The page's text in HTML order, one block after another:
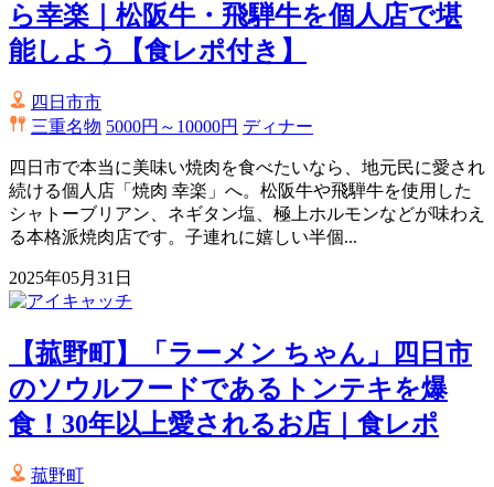
ら幸楽｜松阪牛・飛騨牛を個人店で堪
能しよう【食レポ付き】
四日市市
三重名物 5000円～10000円 ディナー
四日市で本当に美味い焼肉を食べたいなら、地元民に愛され
続ける個人店「焼肉 幸楽」へ。松阪牛や飛騨牛を使用した
シャトーブリアン、ネギタン塩、極上ホルモンなどが味わえ
る本格派焼肉店です。子連れに嬉しい半個...
2025年05月31日
【菰野町】「ラーメン ちゃん」四日市
のソウルフードであるトンテキを爆
食！30年以上愛されるお店｜食レポ
菰野町